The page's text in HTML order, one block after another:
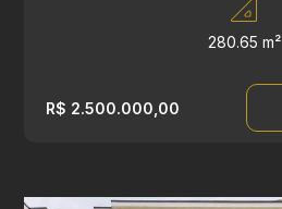
280.65 m²
R$ 2.500.000,00